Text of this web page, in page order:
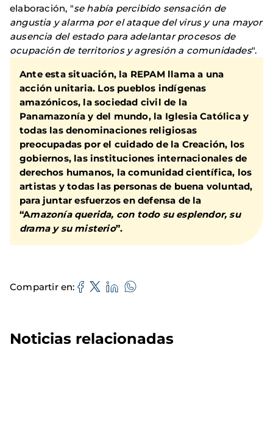
elaboración, "se había percibido sensación de
angustia y alarma por el ataque del virus y una mayor
ausencia del estado para adelantar procesos de
ocupación de territorios y agresión a comunidades".
Ante esta situación, la REPAM llama a una
acción unitaria. Los pueblos indígenas
amazónicos, la sociedad civil de la
Panamazonía y del mundo, la Iglesia Católica y
todas las denominaciones religiosas
preocupadas por el cuidado de la Creación, los
gobiernos, las instituciones internacionales de
derechos humanos, la comunidad científica, los
artistas y todas las personas de buena voluntad,
para juntar esfuerzos en defensa de la
“Amazonía querida, con todo su esplendor, su
drama y su misterio”.
Compartir en
Noticias relacionadas